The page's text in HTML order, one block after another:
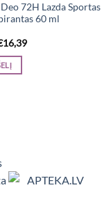
72H Lazda Sportas
60 ml
price
16,39Current
Ceļojumu